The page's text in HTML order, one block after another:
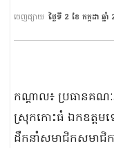
ចេញផ្សាយ ថ្ងៃទី 2 ខែ កក្កដា ឆ្ន
កណ្តាល៖ ប្រធានគណៈ
ស្រុកកោះធំ ឯកឧត្តម
ដឹកនាំសមាជិកសមាជិក